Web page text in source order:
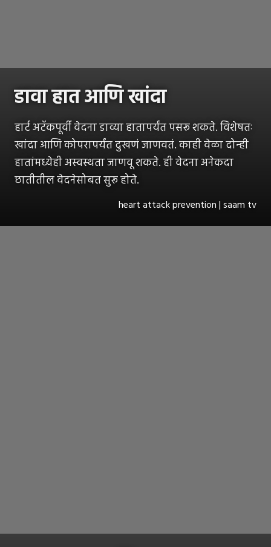
डावा हात आणि खांदा
हार्ट अटॅकपूर्वी वेदना डाव्या हातापर्यंत पसरू शकते. विशेषतः
खांदा आणि कोपरापर्यंत दुखणं जाणवतं. काही वेळा दोन्ही
हातांमध्येही अस्वस्थता जाणवू शकते. ही वेदना अनेकदा
छातीतील वेदनेसोबत सुरू होते.
heart attack prevention | saam tv